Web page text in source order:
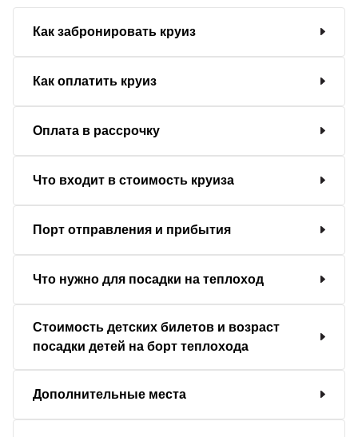
Как забронировать круиз
Как оплатить круиз
Оплата в рассрочку
Что входит в стоимость круиза
Порт отправления и прибытия
Что нужно для посадки на теплоход
Стоимость детских билетов и возраст
посадки детей на борт теплохода
Дополнительные места